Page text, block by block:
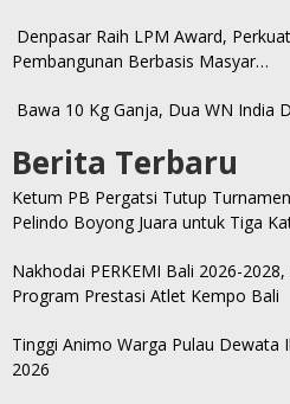
Denpasar Raih LPM Award,
Pembangunan Berbasis Masyar…
Bawa 10 Kg Ganja, Dua WN India
Berita Terbaru
Ketum PB Pergatsi Tutup
Pelindo Boyong Juara untuk Tiga
Nakhodai PERKEMI Bali 2026-
Program Prestasi Atlet Kempo Bali
Tinggi Animo Warga Pulau Dewata
2026